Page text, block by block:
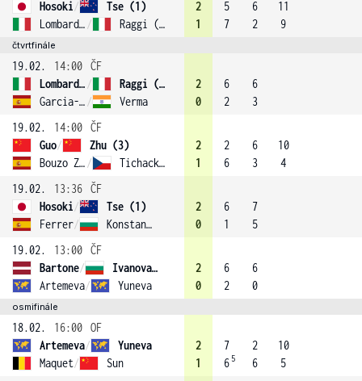
Hosoki/
Tse (1)
Lombardini / Raggi (4)
2
1
5
7
6
2
11
9
čtvrtfinále
19.02. 14:00 ČF
Lombardini /
Raggi (4)
Garcia-Perez / Verma
2
0
6
2
6
3
19.02.
14:00 ČF
Guo/
Zhu (3)
Bouzo Zanotti / Tichackova
2
1
2
6
6
3
10
4
19.02.
13:36 ČF
Hosoki/
Tse (1)
Ferrer/ Konstantinova
2
0
6
1
7
5
19.02.
13:00 ČF
Bartone/
Ivanova (2)
Artemeva/ Yuneva
2
0
6
2
6
0
osmifinále
18.02. 16:00 OF
Artemeva/
Yuneva
Maquet/ Sun
2
1
7
6 5
2
6
10
5